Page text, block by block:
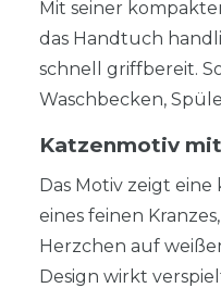
Mit seiner
das Handtuch
schnell griffbereit.
Waschbecken,
Katzenmotiv
Das Motiv zeigt
eines feinen
Herzchen auf
Design wirkt